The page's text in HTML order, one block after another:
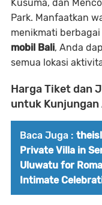
Kusuma, dan
Park. Manfaatkan
menikmati
mobil Bali, Anda
semua lokasi
Harga Tiket dan
untuk Kunjungan
Baca Juga :
Private Villa in
Uluwatu for
Intimate